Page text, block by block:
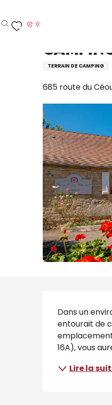
au
contenu
Recherche
TERRAIN DE CAMPING
685 route du
Dans un
entourait de
16A), vous
Lire la